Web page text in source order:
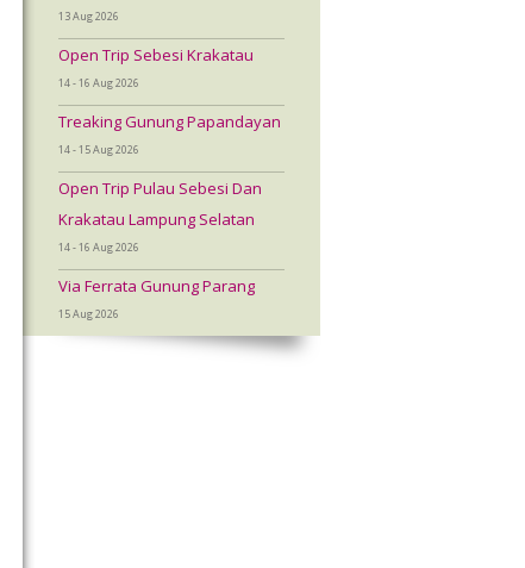
13 Aug 2026
Open Trip Sebesi Krakatau
14 - 16 Aug 2026
Treaking Gunung Papandayan
14 - 15 Aug 2026
Open Trip Pulau Sebesi Dan
Krakatau Lampung Selatan
14 - 16 Aug 2026
Via Ferrata Gunung Parang
15 Aug 2026